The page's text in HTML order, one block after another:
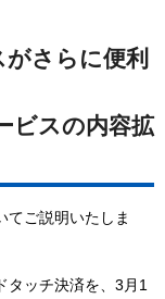
さらに便利
ビスの内容拡
てご説明いたしま
タッチ決済を、3月1